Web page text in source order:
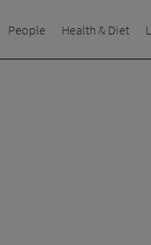
People Health & Diet